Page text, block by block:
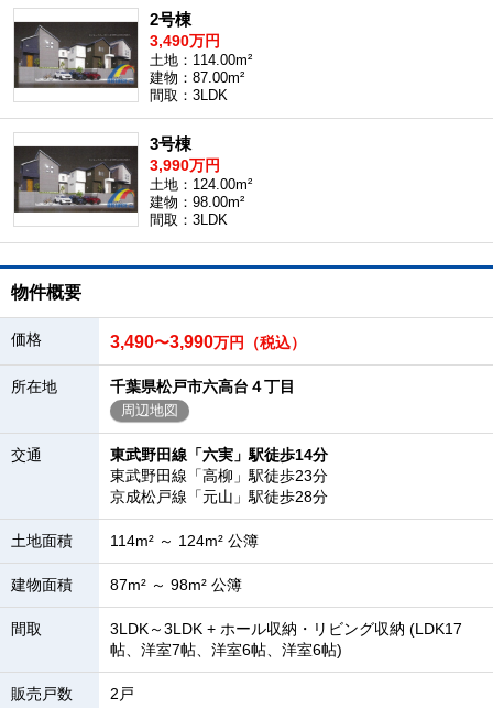
2号棟
3,490万円
土地：114.00m²
建物：87.00m²
間取：3LDK
3号棟
3,990万円
土地：124.00m²
建物：98.00m²
間取：3LDK
物件概要
価格 3,490〜3,990万円（税込）
所在地 千葉県松戸市六高台４丁目
周辺地図
交通
東武野田線「六実」駅徒歩14分
東武野田線「高柳」駅徒歩23分
京成松戸線「元山」駅徒歩28分
土地面積 114m² ～ 124m² 公簿
建物面積 87m² ～ 98m² 公簿
間取
3LDK～3LDK + ホール収納・リビング収納 (LDK17
帖、洋室7帖、洋室6帖、洋室6帖)
販売戸数 2戸